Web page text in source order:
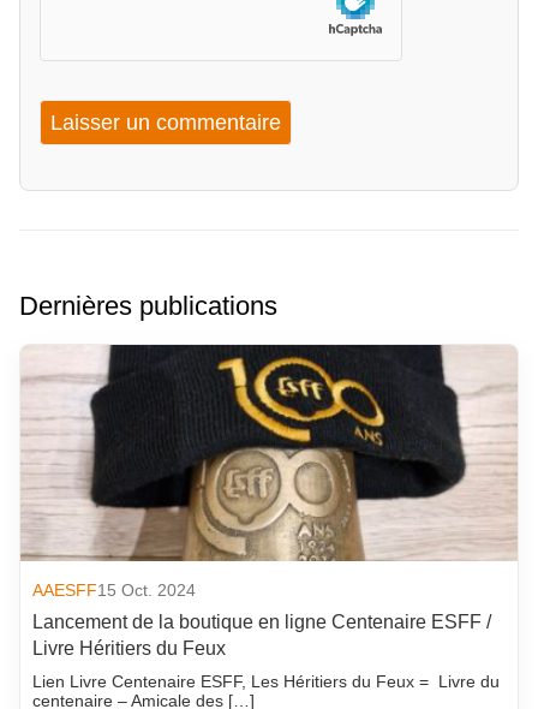
Dernières publications
AAESFF15 Oct. 2024
Lancement de la boutique en ligne Centenaire ESFF /
Livre Héritiers du Feux
Lien Livre Centenaire ESFF, Les Héritiers du Feux = Livre du
centenaire – Amicale des […]